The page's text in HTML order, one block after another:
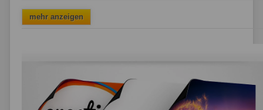
mehr anzeigen